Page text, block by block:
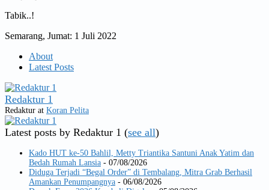
Tabik..!
Semarang, Jumat: 1 Juli 2022
About
Latest Posts
Redaktur 1
Redaktur at Koran Pelita
Latest posts by Redaktur 1 (see all)
Kado HUT ke-50 Bahlil, Metty Triantika Santuni Anak Yatim dan
Bedah Rumah Lansia - 07/08/2026
Diduga Terjadi “Begal Order” di Tembalang, Mitra Grab Berhasil
Amankan Penumpangnya - 06/08/2026